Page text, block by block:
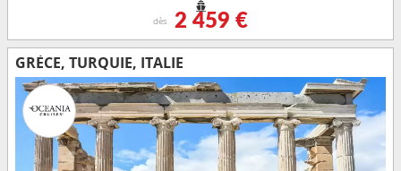
dès 2 459 €
GRÈCE, TURQUIE, ITALIE